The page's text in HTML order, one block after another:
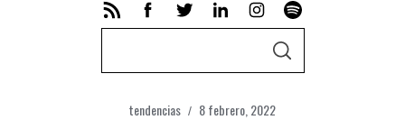
S
tendencias 8 febrero, 2022